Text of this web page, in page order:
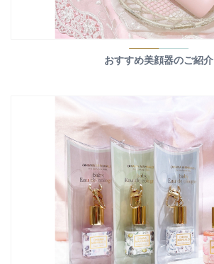
おすすめ美顔器のご紹介